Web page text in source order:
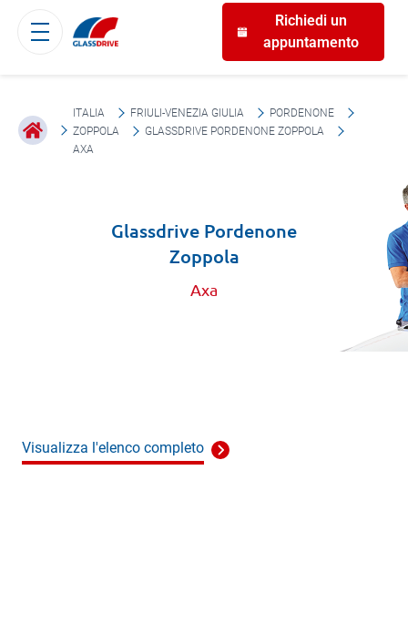
Richiedi un
appuntamento
ITALIA FRIULI-VENEZIA GIULIA
PORDENONE
ZOPPOLA
GLASSDRIVE PORDENONE ZOPPOLA
AXA
Glassdrive Pordenone
Zoppola
Axa
Visualizza l'elenco completo